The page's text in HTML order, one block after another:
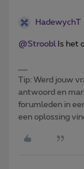
HadewychT
@Stroobl Is het
Tip: Werd jouw
antwoord en
forumleden in
een oplossing